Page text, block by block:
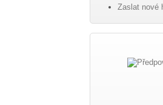
Zaslat nové